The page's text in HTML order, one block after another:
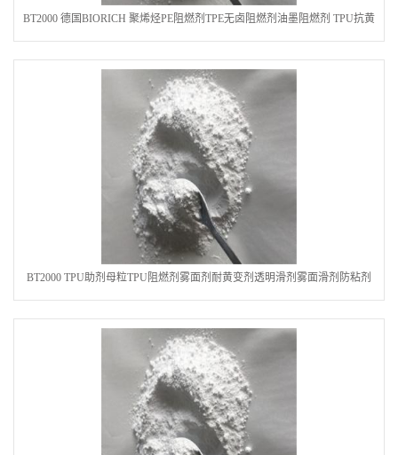
BT2000 德国BIORICH 聚烯烃PE阻燃剂TPE无卤阻燃剂油墨阻燃剂 TPU抗黄
变剂 抗黄变耐黄剂
BT2000 TPU助剂母粒TPU阻燃剂雾面剂耐黄变剂透明滑剂雾面滑剂防粘剂
TPU抗黄变剂 抗黄变耐黄剂